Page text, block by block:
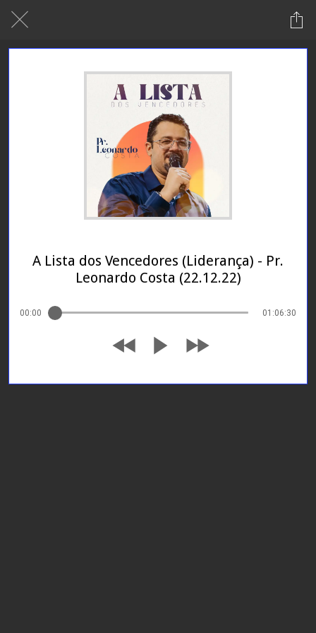
A Lista dos Vencedores (Liderança) - Pr.
Leonardo Costa (22.12.22)
00:00 01:06:30